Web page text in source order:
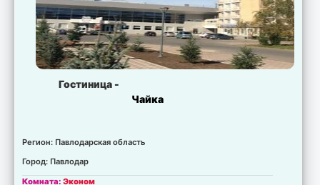
Гостиница -
Чайка
Регион: Павлодарская область
Город: Павлодар
Комната:Эконом